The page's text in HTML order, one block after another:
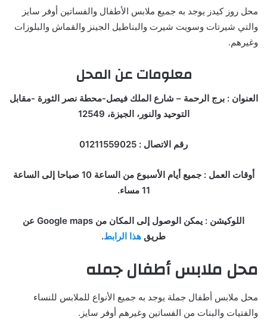
محل روز كيدز يوجد به جميع ملابس الأطفال والفساتين أوفر سايز
والتي شيرتات وسويت شيرت والبناطيل الجينز والقماش والبلوزات
وغيرهم.
معلومات عن المحل
العنوان : برج الرحمة – شارع الملك فيصل-محطة نصر الثورة -مقابل
التوحيد والنور، الجيزة، 12549
رقم الاتصال : 01211559025
أوقات العمل : جميع أيام الأسبوع من الساعة 10 صباحا إلى الساعة
11 مساء.
اللوكيشن : يمكن الوصول إلى المكان من Google maps عن
طريق هذا الرابط.
محل ملابس أطفال جمله
محل ملابس أطفال جملة يوجد به جميع الأنواع للملابس للنساء
والفتيات والبنات من الفساتين وغيرهم أوفر سايز.